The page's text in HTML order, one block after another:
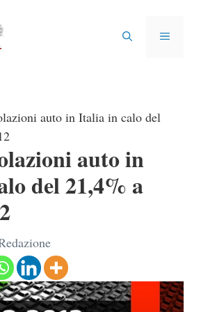
MENU
auto in Italia in calo del
auto in
del 21,4% a